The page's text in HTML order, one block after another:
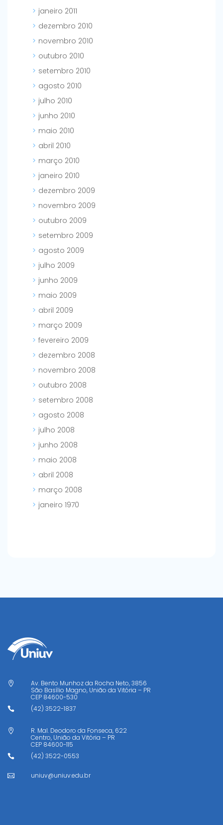
janeiro 2011
dezembro 2010
novembro 2010
outubro 2010
setembro 2010
agosto 2010
julho 2010
junho 2010
maio 2010
abril 2010
março 2010
janeiro 2010
dezembro 2009
novembro 2009
outubro 2009
setembro 2009
agosto 2009
julho 2009
junho 2009
maio 2009
abril 2009
março 2009
fevereiro 2009
dezembro 2008
novembro 2008
outubro 2008
setembro 2008
agosto 2008
julho 2008
junho 2008
maio 2008
abril 2008
março 2008
janeiro 1970

Av. Bento Munhoz da Rocha Neto, 3856
São Basílio Magno, União da Vitória – PR
CEP 84600-530
 (42) 3522-1837

R. Mal. Deodoro da Fonseca, 622
Centro, União da Vitória – PR
CEP 84600-115
 (42) 3522-0553
 uniuv@uniuv.edu.br